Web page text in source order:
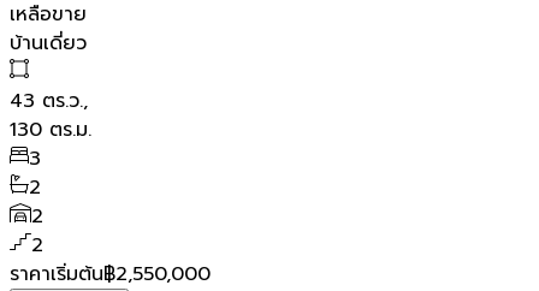
เหลือขาย
บ้านเดี่ยว
43 ตร.ว.,
130 ตร.ม.
3
2
2
2
ราคาเริ่มต้น฿2,550,000